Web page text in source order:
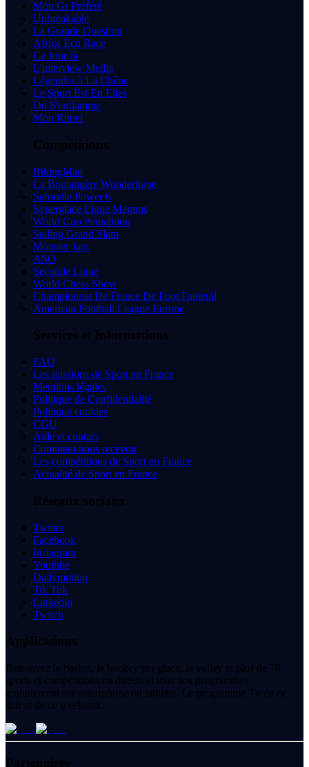
Mon Gr Préféré
Unbreakable
La Grande Question
Africa Eco Race
Ce Jour-là
L'interview Media
Légendes à La Chêne
Le Sport Est En Elles
On S'enflamme
Mon Rituel
Compétitions
BikingMan
La Boulangère Wonderligue
Saforelle Power 6
Synerglace Ligue Magnus
World Cup Pentathlon
Sailing Grand Slam
Monster Jam
ASO
Seconde Ligue
World Chess Show
Championnat De France De Foot Fauteuil
American Football League Europe
Services et Informations
FAQ
Les missions de Sport en France
Mentions légales
Politique de Confidentialité
Politique cookies
CGU
Aide et contact
Comment nous recevoir
Les compétitions de Sport en France
Actualité de Sport en France
Réseaux sociaux
Twitter
Facebook
Instagram
Youtube
Dailymotion
Tik Tok
Linkedin
Twitch
Applications
Retrouvez le basket, le hockey sur glace, le volley et plus de 70
sports et compétitions en directs et tous nos programmes
gratuitement sur smartphone ou tablette. Le programme Tv de ce
soir et de ce weekend.
Partenaires